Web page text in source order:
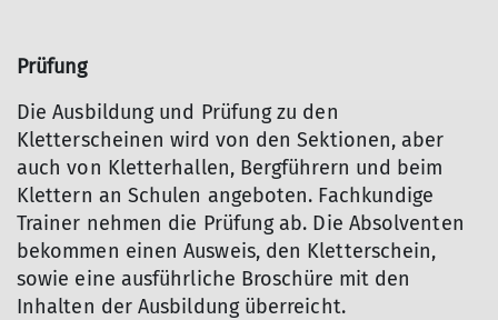
Prüfung
Die Ausbildung und Prüfung zu den
Kletterscheinen wird von den Sektionen, aber
auch von Kletterhallen, Bergführern und beim
Klettern an Schulen angeboten. Fachkundige
Trainer nehmen die Prüfung ab. Die Absolventen
bekommen einen Ausweis, den Kletterschein,
sowie eine ausführliche Broschüre mit den
Inhalten der Ausbildung überreicht.